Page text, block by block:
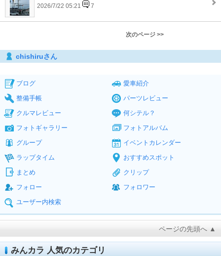
2026/7/22 05:21 7
次のページ >>
chishiruさん
ブログ
愛車紹介
整備手帳
パーツレビュー
クルマレビュー
何シテル？
フォトギャラリー
フォトアルバム
グループ
イベントカレンダー
ラップタイム
おすすめスポット
まとめ
クリップ
フォロー
フォロワー
ユーザー内検索
ページの先頭へ ▲
みんカラ 人気のカテゴリ